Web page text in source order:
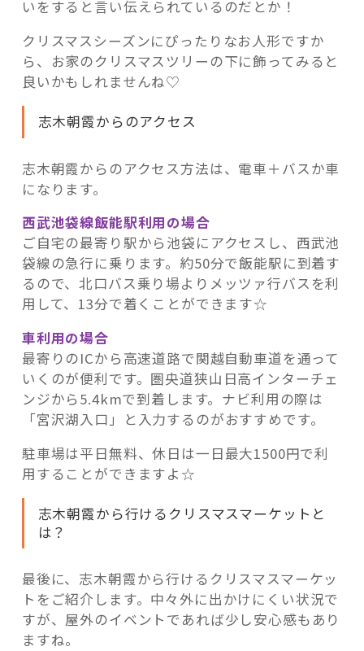
いをすると言い伝えられているのだとか！
クリスマスシーズンにぴったりなお人形ですか
ら、お家のクリスマスツリーの下に飾ってみると
良いかもしれませんね♡
志木朝霞からのアクセス
志木朝霞からのアクセス方法は、電車＋バスか車
になります。
西武池袋線飯能駅利用の場合
ご自宅の最寄り駅から池袋にアクセスし、西武池
袋線の急行に乗ります。約50分で飯能駅に到着す
るので、北口バス乗り場よりメッツァ行バスを利
用して、13分で着くことができます☆
車利用の場合
最寄りのICから高速道路で関越自動車道を通って
いくのが便利です。圏央道狭山日高インターチェ
ンジから5.4kmで到着します。ナビ利用の際は
「宮沢湖入口」と入力するのがおすすめです。
駐車場は平日無料、休日は一日最大1500円で利
用することができますよ☆
志木朝霞から行けるクリスマスマーケットと
は？
最後に、志木朝霞から行けるクリスマスマーケッ
トをご紹介します。中々外に出かけにくい状況で
すが、屋外のイベントであれば少し安心感もあり
ますね。